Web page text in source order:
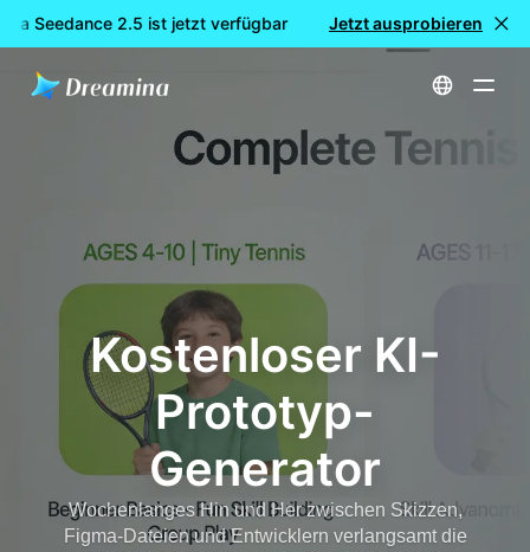
Seedance 2.5 ist jetzt verfügbar 🎉 Neues Modell LIVE:
Jetzt ausprobieren
Startseite erstellen Kostenloser KI-Prototyp-Generator
Kostenloser KI-
Prototyp-
Generator
Wochenlanges Hin und Her zwischen Skizzen,
Figma-Dateien und Entwicklern verlangsamt die